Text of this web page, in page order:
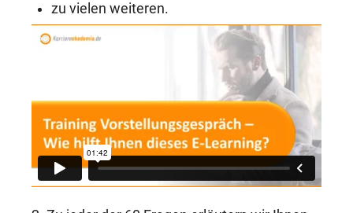
zu vielen weiteren.